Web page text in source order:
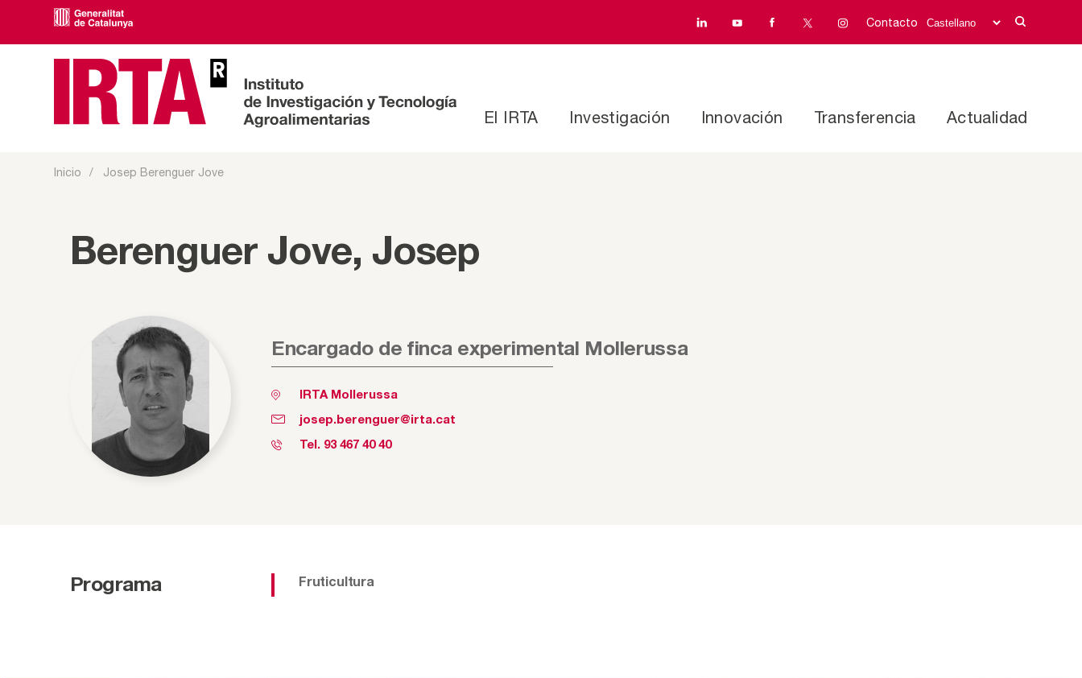
Contacto
El IRTA Investigación Innovación Transferencia Actualidad
Inicio Josep Berenguer Jove
Berenguer Jove, Josep
Encargado de finca experimental Mollerussa
IRTA Mollerussa
josep.berenguer@irta.cat
Tel. 93 467 40 40
Programa Fruticultura